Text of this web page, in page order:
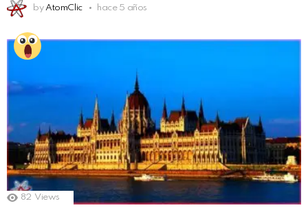
by AtomClic hace 5 años
82 Views